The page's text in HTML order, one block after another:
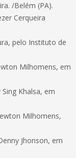
/Belém (PA).
Cerqueira
pelo Instituto de
Milhomens, em
Khalsa, em
Milhomens,
Jhonson, em